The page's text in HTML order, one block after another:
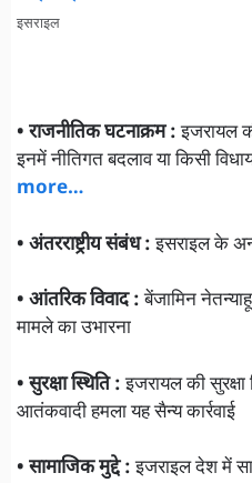
इसराइल
• राजनीतिक घटनाक्रम :इजरायल
इनमें नीतिगत बदलाव या किसी
more…
• अंतरराष्ट्रीय संबंध :इसराइल के
• आंतरिक विवाद :बेंजामिन
मामले का उभारना
• सुरक्षा स्थिति :इजरायल की
आतंकवादी हमला यह सैन्य कार्रवाई
• सामाजिक मुद्दे :इजराइल देश में